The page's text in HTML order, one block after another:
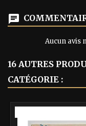
Aucun avis
16 AUTRES
CATÉGORIE :